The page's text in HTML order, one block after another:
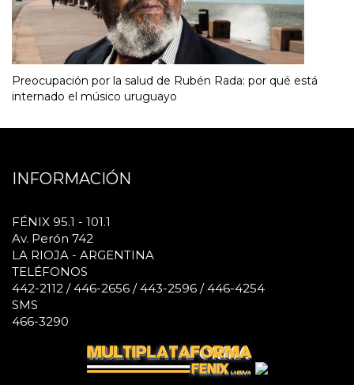
Preocupación por la salud de Rubén Rada: por qué está
internado el músico uruguayo
INFORMACIÓN
FÉNIX 95.1 - 101.1
Av. Perón 742
LA RIOJA - ARGENTINA
TELÉFONOS
442-2112 / 446-2656 / 443-2596 / 446-4254
SMS
466-3290